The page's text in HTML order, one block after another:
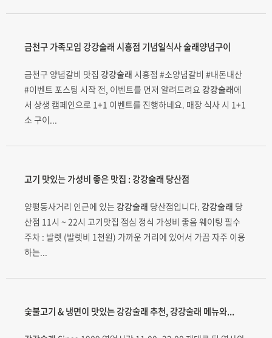
금천구 가족모임 강강술래시흥점 기념일식사 술래양념구이
금천구 양념갈비 맛집 강강술래 시흥점 #소양념갈비 #내돈내산
#이벤트 포스팅 시작 전, 이벤트를 먼저 알려드려요 강강술래에
서 상생 캠페인으로 1+1 이벤트를 진행하네요. 매장 식사 시 1+1
소 구이...
고기 맛있는 가성비 좋은 맛집 :강강술래 당산점
양평동사거리 인근에 있는 강강술래 당산점입니다. 강강술래 당
산점 11시 ~ 22시 고기맛집 점심 정식 가성비 좋음 웨이팅 필수
주차 : 발렛 (발렛비 1천원) 가까운 거리에 있어서 가끔 자주 이용
하는...
숯불고기 & 냉면이 맛있는강강술래추천,강강술래 메뉴와...